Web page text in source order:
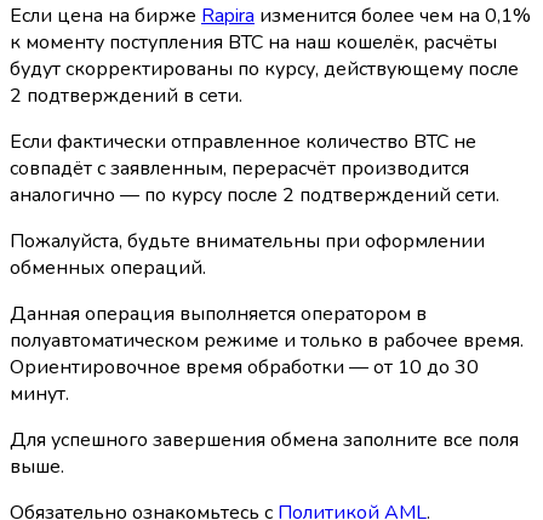
Если цена на бирже Rapira изменится более чем на 0,1%
к моменту поступления BTC на наш кошелёк, расчёты
будут скорректированы по курсу, действующему после
2 подтверждений в сети.
Если фактически отправленное количество BTC не
совпадёт с заявленным, перерасчёт производится
аналогично — по курсу после 2 подтверждений сети.
Пожалуйста, будьте внимательны при оформлении
обменных операций.
Данная операция выполняется оператором в
полуавтоматическом режиме и только в рабочее время.
Ориентировочное время обработки — от 10 до 30
минут.
Для успешного завершения обмена заполните все поля
выше.
Обязательно ознакомьтесь с Политикой AML.